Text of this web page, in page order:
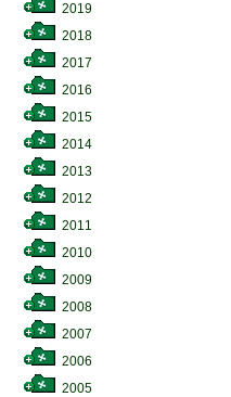
2019
2018
2017
2016
2015
2014
2013
2012
2011
2010
2009
2008
2007
2006
2005